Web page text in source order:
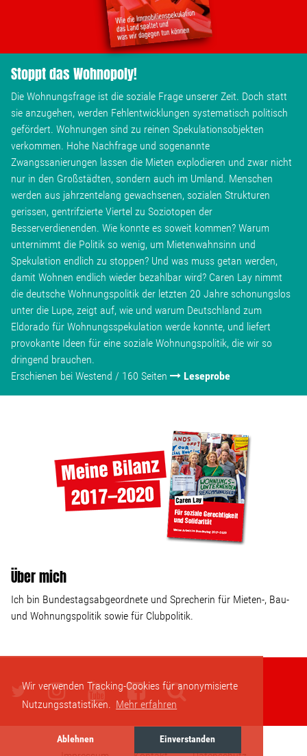
Wir verwenden Tracking-Cookies für anonymisierte
Nutzungsstatistiken. Mehr erfahren
Ablehnen Einverstanden
Bestellen
Stoppt das Wohnopoly!
Die Wohnungsfrage ist die soziale Frage unserer Zeit. Doch statt
sie anzugehen, werden Fehlentwicklungen systematisch politisch
gefördert. Wohnungen sind zu reinen Spekulationsobjekten
verkommen. Hohe Nachfrage und sogenannte
Zwangssanierungen lassen die Mieten explodieren und zwar nicht
nur in den Großstädten, sondern auch im Umland. Menschen
werden aus jahrzentelang gewachsenen, sozialen Strukturen
gerissen, gentrifzierte Viertel zu Soziotopen der
Besserverdienenden. Wie konnte es soweit kommen? Warum
unternimmt die Politik so wenig, um Mietenwahnsinn und
Spekulation endlich zu stoppen? Und was muss getan werden,
damit Wohnen endlich wieder bezahlbar wird? Caren Lay nimmt
die deutsche Wohnungspolitik der letzten 20 Jahre schonungslos
unter die Lupe, zeigt auf, wie und warum Deutschland zum
Eldorado für Wohnungsspekulation werde konnte, und liefert
provokante Ideen für eine soziale Wohnungspolitik, die wir so
dringend brauchen.
Erschienen bei Westend / 160 Seiten
Leseprobe
Über mich
Ich bin Bundestagsabgeordnete und Sprecherin für Mieten-, Bau-
und Wohnungspolitik sowie für Clubpolitik.